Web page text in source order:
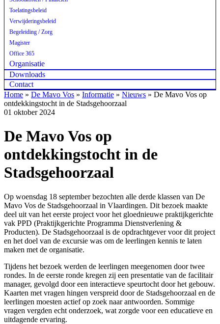
Toelatingsbeleid
Verwijderingsbeleid
Begeleiding / Zorg
Magister
Office 365
Organisatie
Downloads
Contact
Home » De Mavo Vos » Informatie » Nieuws » De Mavo Vos op
ontdekkingstocht in de Stadsgehoorzaal
01 oktober 2024
De Mavo Vos op
ontdekkingstocht in de
Stadsgehoorzaal
Op woensdag 18 september bezochten alle derde klassen van De
Mavo Vos de Stadsgehoorzaal in Vlaardingen. Dit bezoek maakte
deel uit van het eerste project voor het gloednieuwe praktijkgerichte
vak PPD (Praktijkgerichte Programma Dienstverlening &
Producten). De Stadsgehoorzaal is de opdrachtgever voor dit project
en het doel van de excursie was om de leerlingen kennis te laten
maken met de organisatie.
Tijdens het bezoek werden de leerlingen meegenomen door twee
rondes. In de eerste ronde kregen zij een presentatie van de facilitair
manager, gevolgd door een interactieve speurtocht door het gebouw.
Kaarten met vragen hingen verspreid door de Stadsgehoorzaal en de
leerlingen moesten actief op zoek naar antwoorden. Sommige
vragen vergden echt onderzoek, wat zorgde voor een educatieve en
uitdagende ervaring.